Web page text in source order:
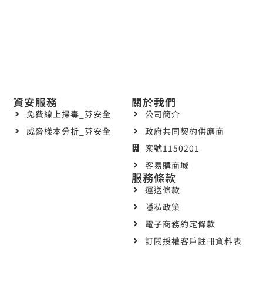
關於我們
公司簡介
政府共同契約供應商
案號1150201
客易購商城
資安服務
免費線上掃毒_芬安全
威脅樣本分析_芬安全
服務條款
運送條款
隱私政策
電子商務約定條款
訂閱授權客戶註冊資料表